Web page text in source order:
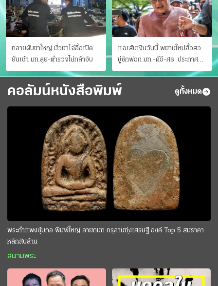
ทลายผับขาใหญ่ มั่วยาโจ๋อื้อเปิด
ยันเช้า มท.ลุย-ตำรวจไม่กล้าจับ
แฉเส้นเงินวันนี้ พยานใหม่ฮั้วสว.
ขู่ซักฟอก มท.-ดีอี-ศธ. ประกาศ
บัญชีท้องถิ่น
คอลัมน์หนังสือพิมพ์ ดูทั้งหมด
พระกำแพงซุ้มกอ พิมพ์ใหญ่ ลายกนก กรุลานทุ่งเศรษฐี องค์ Top 5 สมราคา
หลักสิบล้าน
สนามพระ